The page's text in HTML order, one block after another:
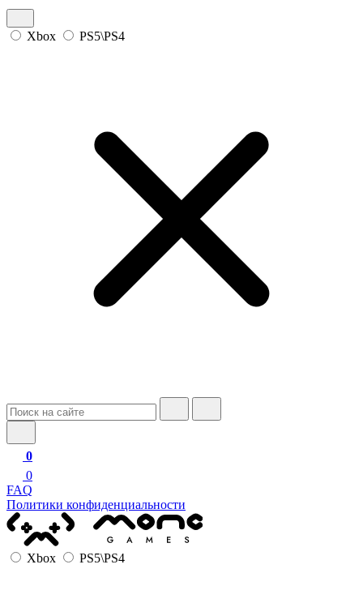
Xbox PS5\PS4
0
0
FAQ
Политики конфиденциальности
Xbox PS5\PS4